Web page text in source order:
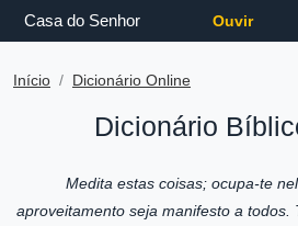
Casa do Senhor Ouvir
Início Dicionário Online
Dicionário
Medita estas coisas; ocupa-te
aproveitamento seja manifesto a todos.